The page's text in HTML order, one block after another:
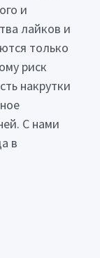
и
лайков и
только
риск
накрутки
С нами
в